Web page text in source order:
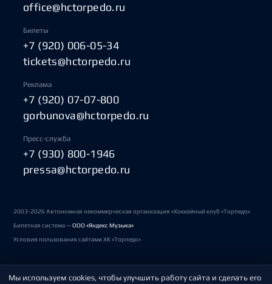
office@hctorpedo.ru
Билеты
+7 (920) 006-05-34
tickets@hctorpedo.ru
Реклама
+7 (920) 07-07-800
gorbunova@hctorpedo.ru
Пресс-служба
+7 (930) 800-1946
pressa@hctorpedo.ru
2003-2026 Автономная некоммерческая организация «Хоккейный клуб «Торпедо»
Билетная система —ООО «Яндекс Музыка»
Условия пользования сайтами ХК «Торпедо»
Политика обработки персональных данных
Мы используем cookies, чтобы улучшить работу сайта и сделать его